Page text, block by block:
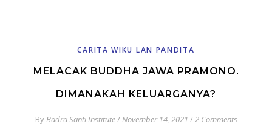
CARITA WIKU LAN PANDITA
MELACAK BUDDHA JAWA PRAMONO.
DIMANAKAH KELUARGANYA?
ByBadra Santi Institute/November 14, 2021 /2 Comments